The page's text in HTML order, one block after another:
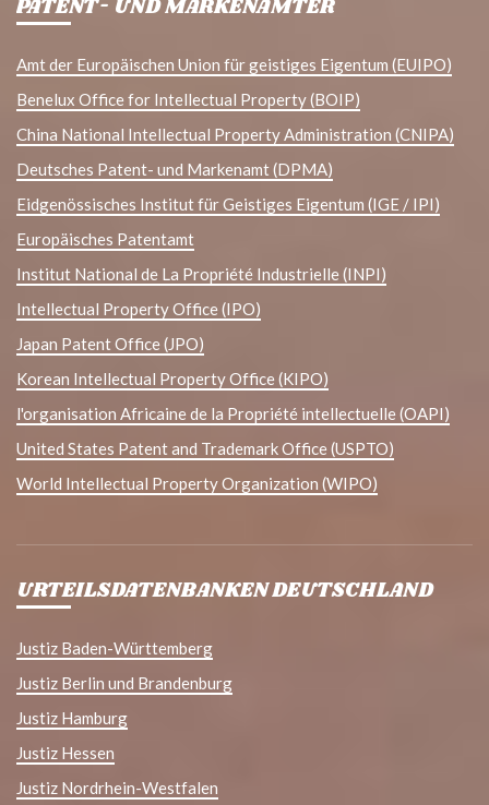
PATENT- UND MARKENÄMTER
Amt der Europäischen Union für geistiges Eigentum (EUIPO)
Benelux Office for Intellectual Property (BOIP)
China National Intellectual Property Administration (CNIPA)
Deutsches Patent- und Markenamt (DPMA)
Eidgenössisches Institut für Geistiges Eigentum (IGE / IPI)
Europäisches Patentamt
Institut National de La Propriété Industrielle (INPI)
Intellectual Property Office (IPO)
Japan Patent Office (JPO)
Korean Intellectual Property Office (KIPO)
l'organisation Africaine de la Propriété intellectuelle (OAPI)
United States Patent and Trademark Office (USPTO)
World Intellectual Property Organization (WIPO)
URTEILSDATENBANKEN DEUTSCHLAND
Justiz Baden-Württemberg
Justiz Berlin und Brandenburg
Justiz Hamburg
Justiz Hessen
Justiz Nordrhein-Westfalen